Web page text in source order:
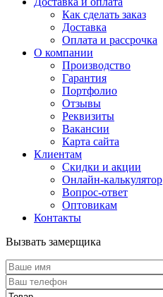
Как сделать заказ
Доставка
Оплата и рассрочка
О компании
Производство
Гарантия
Портфолио
Отзывы
Реквизиты
Вакансии
Карта сайта
Клиентам
Скидки и акции
Онлайн-калькулятор
Вопрос-ответ
Оптовикам
Контакты
Вызвать замерщика